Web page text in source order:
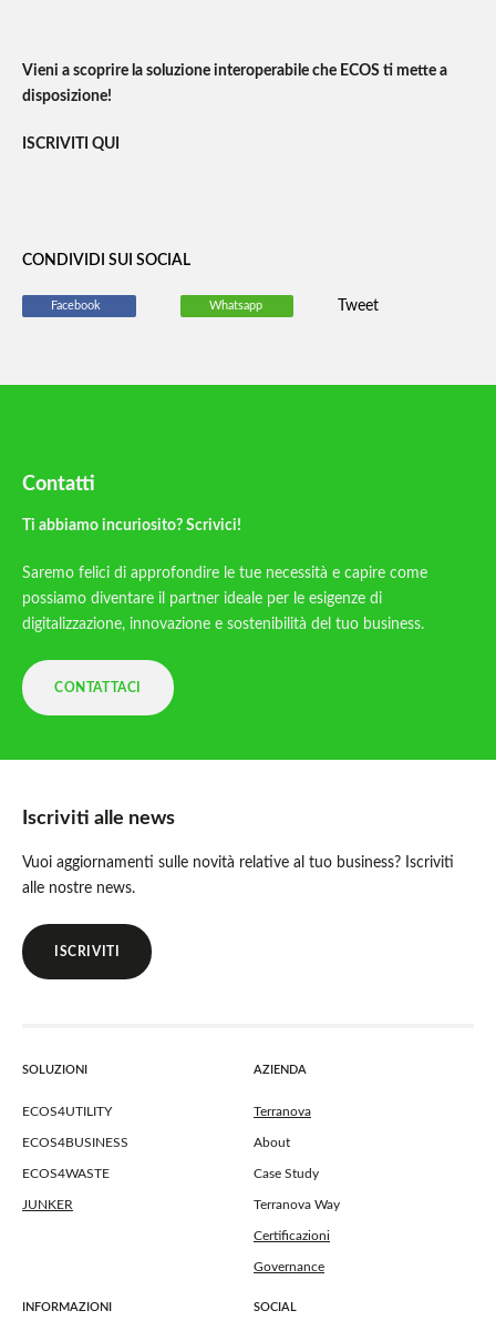
Vieni a scoprire la soluzione interoperabile che ECOS ti mette a
disposizione!
ISCRIVITI QUI
CONDIVIDI SUI SOCIAL
Facebook Whatsapp Tweet
Contatti
Ti abbiamo incuriosito? Scrivici!
Saremo felici di approfondire le tue necessità e capire come
possiamo diventare il partner ideale per le esigenze di
digitalizzazione, innovazione e sostenibilità del tuo business.
CONTATTACI
Iscriviti alle news
Vuoi aggiornamenti sulle novità relative al tuo business? Iscriviti
alle nostre news.
ISCRIVITI
SOLUZIONI
ECOS4UTILITY
ECOS4BUSINESS
ECOS4WASTE
JUNKER
AZIENDA
Terranova
About
Case Study
Terranova Way
Certificazioni
Governance
INFORMAZIONI SOCIAL